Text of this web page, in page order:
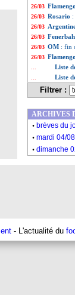
26/03 Flamengo
26/03 Rosario
26/03
26/03
26/03 OM : fin
26/03 Flamengo
Liste
Liste
Filtrer :
ARCHIVES
. brèves du
. mardi 04/
. dimanche
- L'actualité du